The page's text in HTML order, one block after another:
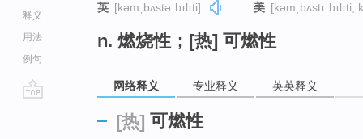
释义
用法
例句
英 [kəmˌbʌstəˈbɪlɪti] 美 [kəmˌbʌstɪˈbɪlɪti;
n. 燃烧性；[热] 可燃性
网络释义 专业释义 英英释义
[热] 可燃性